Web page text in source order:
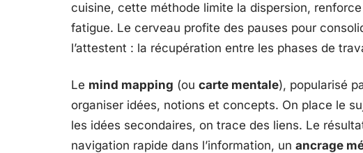
cuisine, cette méthode limite la dispersion,
fatigue. Le cerveau profite des pauses pour
l’attestent : la récupération entre les phases de
Le mind mapping (ou carte mentale), popularisé
organiser idées, notions et concepts. On place le
les idées secondaires, on trace des liens. Le
navigation rapide dans l’information, un ancrage